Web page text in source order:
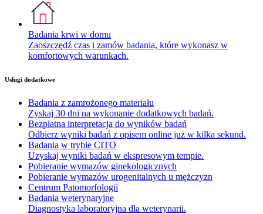
Badania krwi w domu
Zaoszczędź czas i zamów badania, które wykonasz w
komfortowych warunkach.
Usługi dodatkowe
Badania z zamrożonego materiału
Zyskaj 30 dni na wykonanie dodatkowych badań.
Bezpłatna interpretacja do wyników badań
Odbierz wyniki badań z opisem online już w kilka sekund.
Badania w trybie CITO
Uzyskaj wyniki badań w ekspresowym tempie.
Pobieranie wymazów ginekologicznych
Pobieranie wymazów urogenitalnych u mężczyzn
Centrum Patomorfologii
Badania weterynaryjne
Diagnostyka laboratoryjna dla weterynarii.